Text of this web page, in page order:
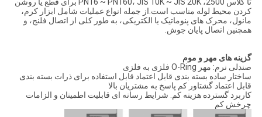
تا کلاس 2500، PN16 ~ PN160، JIS 10K ~ JIS 20K برای قطع یا روشن
کردن محیط لوله مناسب است.از جمله انواع عملیات شامل ابزار کرم،
مانول، محرک های پنوماتیک یا الکتریکی، به طور کلی از اتصال فلنج، و
همچنین اتصال پایان جوش.
گزینه های مهر و موم
صندلی نرم: مهر O-Ring فلزی به فلزی
ساختار ساده بسته بندی قابل اعتماد قابل استفاده برای ذرات بسته بندی
قابل اعتماد گشتاور کم پاسخ به مشتریان بالا
کاربرد گسترده هزینه کم. شرایط رسانه ای قابلیت اطمینان و الزامات
چرخش کم